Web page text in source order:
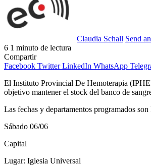
Claudia Schall Send
6 1 minuto de lectura
Compartir
Facebook Twitter LinkedIn WhatsApp
El Instituto Provincial De Hemoterapia
objetivo mantener el stock del banco de
Las fechas y departamentos programados son
Sábado 06/06
Capital
Lugar: Iglesia Universal